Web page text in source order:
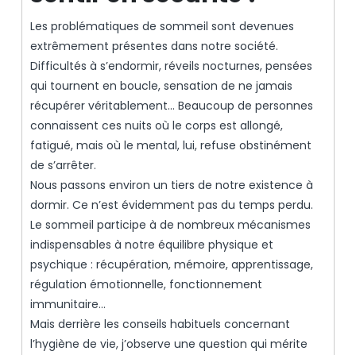
Les problématiques de sommeil sont devenues
extrêmement présentes dans notre société.
Difficultés à s’endormir, réveils nocturnes, pensées
qui tournent en boucle, sensation de ne jamais
récupérer véritablement… Beaucoup de personnes
connaissent ces nuits où le corps est allongé,
fatigué, mais où le mental, lui, refuse obstinément
de s’arrêter.
Nous passons environ un tiers de notre existence à
dormir. Ce n’est évidemment pas du temps perdu.
Le sommeil participe à de nombreux mécanismes
indispensables à notre équilibre physique et
psychique : récupération, mémoire, apprentissage,
régulation émotionnelle, fonctionnement
immunitaire…
Mais derrière les conseils habituels concernant
l’hygiène de vie, j’observe une question qui mérite